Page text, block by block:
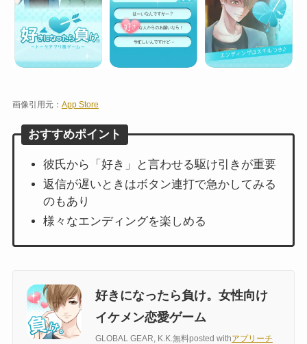
画像引用元： App Store
おすすめポイント
彼氏から「好き」と言わせる駆け引きが重要
返信が遅いときはボタン連打で急かしてみる
のもあり
様々なエンディングを楽しめる
好きになったら負け。女性向け
イケメン恋愛ゲーム
GLOBAL GEAR, K.K. 無料posted withアプリーチ